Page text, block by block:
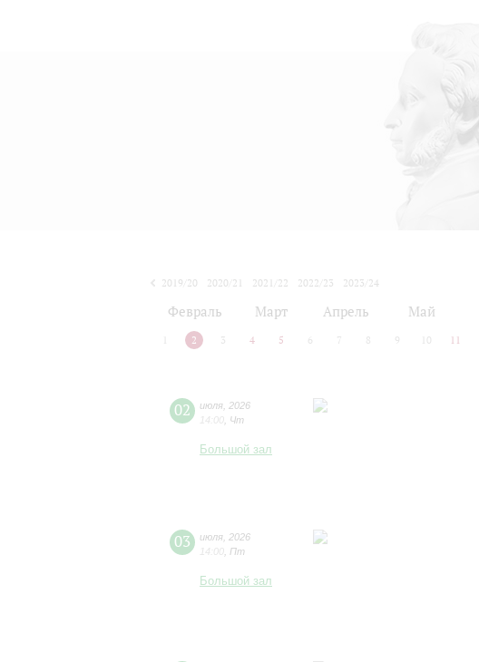
2019/20
2020/21 2021/22 2022/23
2023/24
Февраль Март Апрель Май
2 3 4 5 6 7 8 9 10 11
02 июля 2026
14:00 Чт
Большой зал
03 июля 2026
14:00 Пт
Большой зал